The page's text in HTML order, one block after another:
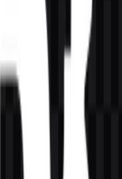
mengandung
Pemrograman